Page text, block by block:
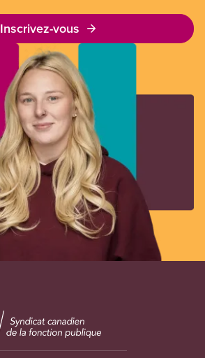
Inscrivez-vous